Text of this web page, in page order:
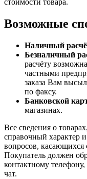
стоимости товара.
Возможные
Наличный
Безналичный
расчёту
частными
заказа Вам
по факсу.
Банковской
магазинах.
Все сведения о
справочный характер
вопросов, касающихся
Покупатель должен
контактному
чат.